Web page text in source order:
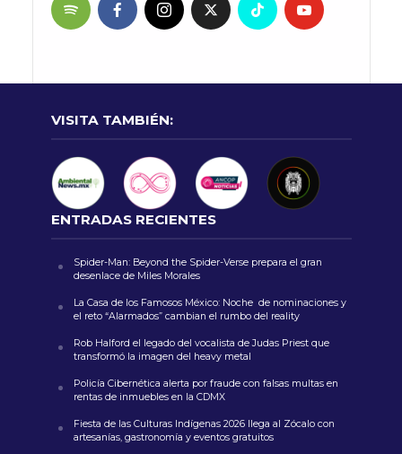
VISITA TAMBIÉN:
ENTRADAS RECIENTES
Spider-Man: Beyond the Spider-Verse prepara el gran
desenlace de Miles Morales
La Casa de los Famosos México: Noche de nominaciones y
el reto “Alarmados” cambian el rumbo del reality
Rob Halford el legado del vocalista de Judas Priest que
transformó la imagen del heavy metal
Policía Cibernética alerta por fraude con falsas multas en
rentas de inmuebles en la CDMX
Fiesta de las Culturas Indígenas 2026 llega al Zócalo con
artesanías, gastronomía y eventos gratuitos